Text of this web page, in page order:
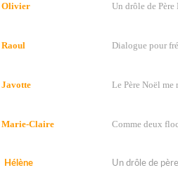
Olivier Un drôle de Père
Raoul Dialogue pour
Javotte Le Père Noël me
Marie-Claire Comme deux
Hélène Un drôle de